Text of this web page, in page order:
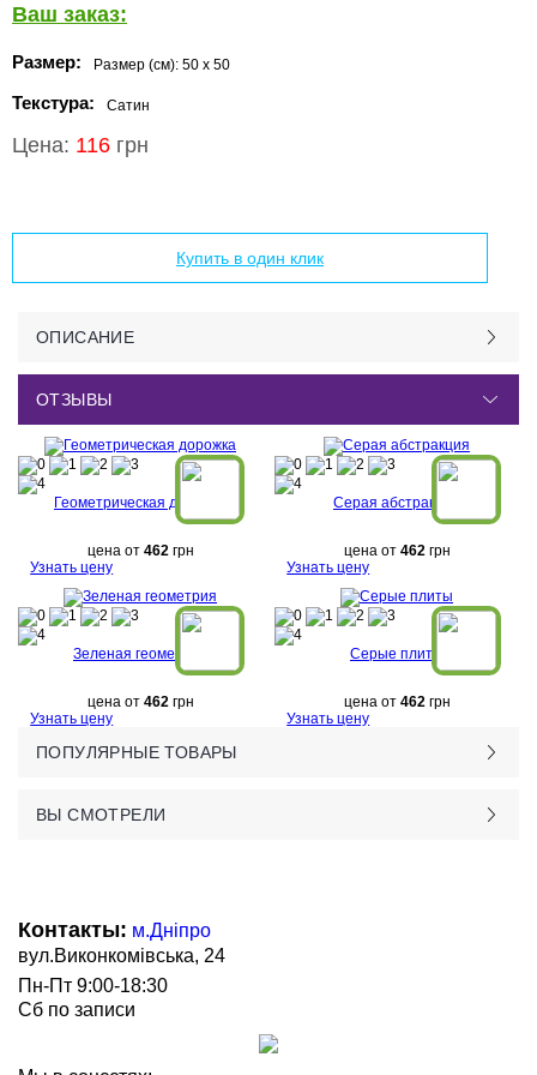
Ваш заказ:
Размер: Размер (см): 50 x 50
Текстура: Сатин
Цена: 116 грн
Купить в один клик
ОПИСАНИЕ
ОТЗЫВЫ
Геометрическая дорожка
цена от 462грн
Узнать цену
Серая абстракция
цена от 462грн
Узнать цену
Зеленая геометрия
цена от 462грн
Узнать цену
Серые плиты
цена от 462грн
Узнать цену
ПОПУЛЯРНЫЕ ТОВАРЫ
ВЫ СМОТРЕЛИ
Контакты: м.Дніпро
вул.Виконкомівська, 24
Пн-Пт 9:00-18:30
Сб по записи